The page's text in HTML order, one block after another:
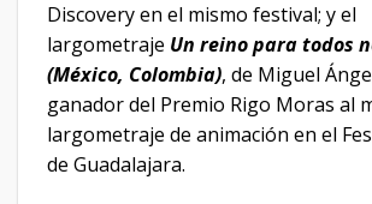
Discovery en el mismo festival; y el
largometraje Un reino para todos
(México, Colombia), de Miguel
ganador del Premio Rigo Moras al
largometraje de animación en el
de Guadalajara.